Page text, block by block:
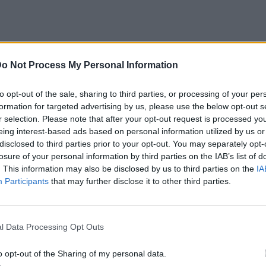
Not Process My Personal Information
opt-out of the sale, sharing to third parties, or processing of your
for targeted advertising by us, please use the below opt-out
selection. Please note that after your opt-out request is processed
interest-based ads based on personal information utilized by us
to third parties prior to your opt-out. You may separately
of your personal information by third parties on the IAB’s list of
This information may also be disclosed by us to third parties on the
Participants that may further disclose it to other third parties.
Data Processing Opt Outs
opt-out of the Sharing of my personal data.
στην εκπομπή «Today» και η
έθεσε ευθέως το ερώτημα σχετικά με τα
για πιθανό ειδύλλιο μεταξύ τους.
με κάποιον ή να συνεργάζομαι με
ερωτικά μαζί του», απάντησε η Λόπεζ,
«Νομίζω ότι αν σταθείς δίπλα της,
ανταπάντησε αστειευόμενη:
με τον ηθοποιό να προσθέτει: «Γι’
αυτή την ώρα».